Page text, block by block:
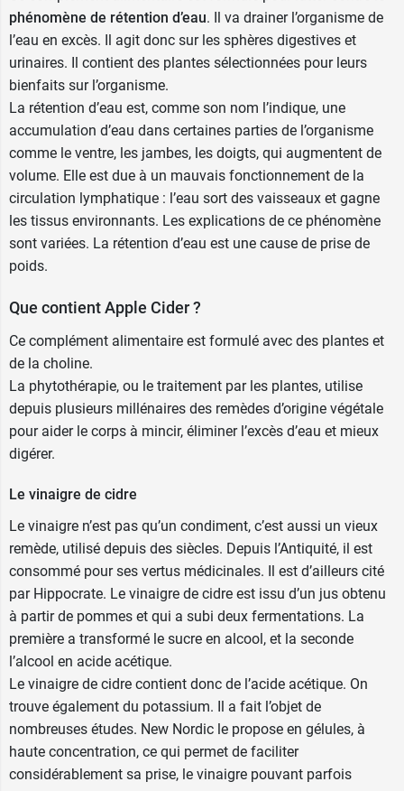
conservateurs, d'arômes ou de colorants
artificiels. Convient aux végétariens et aux
Fabriqué en Scandinavie sous contrôle
analytique de la pureté et de la concentration
des actifs standardisés. Non testé sur les
Le vinaigre de cidre de pomme
Le vinaigre de cidre de Pomme est utilisé en
médecine traditionnelle depuis des siècles. En
les conserver naturellement. Le vinaigre de cidre
de Pomme est obtenu à partir de pommes
fraîches, cueillies puis pressées à froid en purée,
à laquelle est ajoutée une "mère de vinaigre", une
bactérie qui transforme la Pomme en acide
acétique, le constituant principal du vinaigre. A
l'issue de cette fermentation, le vinaigre est
séché pour obtenir une poudre qui concentre
Fabriqué dans l'Union Européenne.
Sans lactose, sans gluten, sans OGM,
végétalien.
New Nordic propose également lescomprimés
Cellufit Action Skin Care
d'aronie, de pépins de raisin, de poivre noir, de
choline et de vitamines.
Conditionnement :boîte de 60 comprimés ou de
phénomène de rétention d’eau. Il va drainer l’organisme de
l’eau en excès. Il agit donc sur les sphères digestives et
urinaires. Il contient des plantes sélectionnées pour leurs
bienfaits sur l’organisme.
La rétention d’eau est, comme son nom l’indique, une
accumulation d’eau dans certaines parties de l’organisme
comme le ventre, les jambes, les doigts, qui augmentent de
volume. Elle est due à un mauvais fonctionnement de la
circulation lymphatique : l’eau sort des vaisseaux et gagne
les tissus environnants. Les explications de ce phénomène
sont variées. La rétention d’eau est une cause de prise de
poids.
Que contient Apple Cider ?
Ce complément alimentaire est formulé avec des plantes et
de la choline.
La phytothérapie, ou le traitement par les plantes, utilise
depuis plusieurs millénaires des remèdes d’origine végétale
pour aider le corps à mincir, éliminer l’excès d’eau et mieux
digérer.
Le vinaigre de cidre
Le vinaigre n’est pas qu’un condiment, c’est aussi un vieux
remède, utilisé depuis des siècles. Depuis l’Antiquité, il est
consommé pour ses vertus médicinales. Il est d’ailleurs cité
par Hippocrate. Le vinaigre de cidre est issu d’un jus obtenu
à partir de pommes et qui a subi deux fermentations. La
première a transformé le sucre en alcool, et la seconde
l’alcool en acide acétique.
Le vinaigre de cidre contient donc de l’acide acétique. On
trouve également du potassium. Il a fait l’objet de
nombreuses études. New Nordic le propose en gélules, à
haute concentration, ce qui permet de faciliter
considérablement sa prise, le vinaigre pouvant parfois